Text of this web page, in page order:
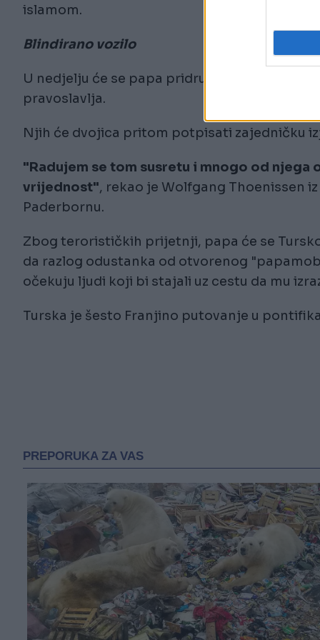
islamom.
Blindirano vozilo
U nedjelju će se papa pridružiti Bartolomeju
pravoslavlja.
Njih će dvojica pritom potpisati zajedničku
"Radujem se tom susretu i mnogo od
vrijednost", rekao je Wolfgang Thoenissen
Paderbornu.
Zbog terorističkih prijetnji, papa će se
da razlog odustanka od otvorenog
očekuju ljudi koji bi stajali uz cestu da mu
Turska je šesto Franjino putovanje u